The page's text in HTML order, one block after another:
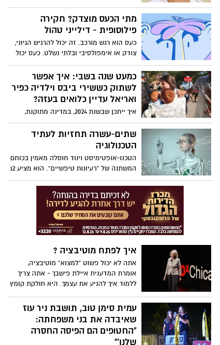
בטוחה כל השנים שיש לה בעיה שריסקה את
הביטחון העצמי שלה, רק בגיל מאוד מתקדם
היא גילתה לשמחתה הרבה שבסה"כ יש לה
איזה אושר זה היה לגלות שהיא לא סתומה
ומכאן היא פרשה כנפיים. בטור מיוחד
לאשדוד נט – ירדנה אוקמן שהתחנכה
באשדוד, מספרת
מתי הכעס מוצדק? חקירה
פילוסופית - דילייני טהול
כעס הוא רגש מורכב. זה יכול להרגיש הגיוני,
צודק או אימפולסיבי ובלתי נשלט. כעס יכול
להיות חלק חשוב מלאפשר לנו לדעת מתי
משהו לא מוסרי קורה, אבל מציאת התגובה
הנכונה לפעמוני האזעקה הפסיכולוגיים האלה
יכולה להיות מסובכת. האם זה נכון לכעוס?
ואם כן, מתי? דילייני טהול בוחן את הרגש
החזק הזה באופן פילוסופי. בימוי: קארה
ווטסון, קריינות כריסטינה גריר, מוזיקה מאת
אנדרה איירס.
כמעט שנה בשבי: איך אפשר
לשתוק כששירי ביבס וילדיה כפיר
ואריאל עדיין כלואים בעזה?
איך ייתכן שבשנת 2024, במדינה מתוקנת,
תינוק שנחטף בן תשעה חודשים וילד בן ארבע
מוחזקים בשבי במשך שנה שלמה, והעולם לא
רועד? כיצד ייתכן שכמעט שנה עברה מאז
ארגון הטרור חמאס, ועדיין לא שמענו מהם כל
שתים-עשרה תחזיות לעתיד
הטכנולוגיה
הטכנו-אופטימיסט וינוד חוסלה מאמין בכוחם
המשתנה של "רעיונות טיפשיים". הוא מציע 12
תחזיות נועזות לעתיד הטכנולוגיה – החל
מרפואה מונעת, ערים ללא מכוניות וכלה
במטוסים שיביאו אותנו מניו-יורק ללונדון
בשעה וחצי – ומראה מדוע מצפה לנו עולם
של שפע.
איך לפתח מוטיבציה ?
אתה לא יכול פשוט "למצוא" מוטיבציה,
אומרת המדענית איילת פישבך - אתה צריך
ללמוד איך להניע את עצמך. היא חולקת קומץ
ומציעה חוכמה פשוטה להפליא כיצד לייעל
את המטרות שלך, להגדיר את עצמך להצלחה
ולהימנע מהקריאות המפתות של דחיינות.
עמית סימן טוב, תושבת ניר עוז
שאיבדה את בני משפחתה:
"החטופים הם הפיסה החסרה
שלנו'"